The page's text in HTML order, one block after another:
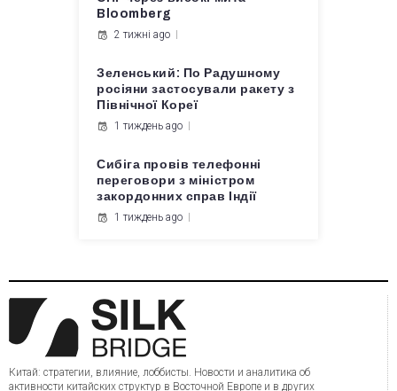
Bloomberg
2 тижні ago
Зеленський: По Радушному
росіяни застосували ракету з
Північної Кореї
1 тиждень ago
Сибіга провів телефонні
переговори з міністром
закордонних справ Індії
1 тиждень ago
Китай: стратегии, влияние, лоббисты. Новости и аналитика об
активности китайских структур в Восточной Европе и в других